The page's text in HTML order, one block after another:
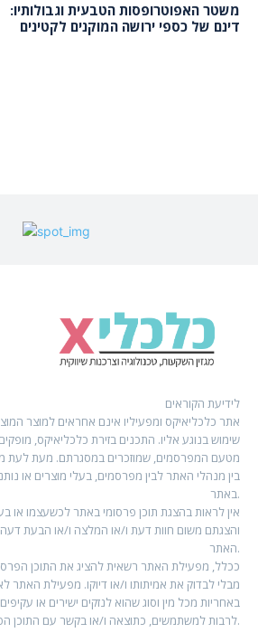
משטר האפוטרופסות הטבעית וגבולותיו:
דינם של כספי ירושה המוקנים לקטינים
לידיעת הקוראים
אתר כלכליאיקס ומפעיליו אינם אחראים למוצר
שימוש בנוגע אליו. התכנים בזירת כלכליאיקס,
מטעם המפרסמים, שמוזכרים במסגרתם. מעת לעת
בין מנהלי האתר לבין מפרסמים, בעלי מוצרים או
באתר.
אין לראות בהצגת תוכן פרסומי באתר לכשעצמו או
והצגתם משום חוות דעת ו/או המלצה ו/או הבעת
האתר.
ככלל, מפעילת האתר רשאית להציג את התוכן
באחריות מכל מין וסוג שהוא לנזקים ישירים או
לרבות למשתמשים, כתוצאה ו/או בקשר עם התוכן הפרסומי.